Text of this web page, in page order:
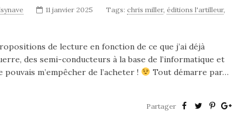
11 janvier 2025 Tags: chris miller, éditions l'artilleur,
de lecture en fonction de ce que j’ai déjà
des semi-conducteurs à la base de l’informatique et
m’empêcher de l’acheter !
Tout démarre par…
Partager